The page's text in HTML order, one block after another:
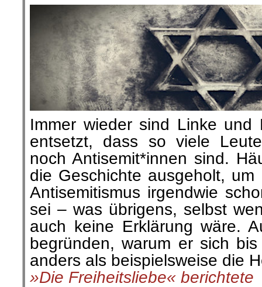
Immer wieder sind Linke und
entsetzt, dass so viele
noch Antisemit*innen sind.
die Geschichte ausgeholt,
Antisemitismus irgendwie
sei – was übrigens, selbst
auch keine Erklärung wäre.
begründen, warum er sich
anders als beispielsweise die
»Die Freiheitsliebe« berichtete